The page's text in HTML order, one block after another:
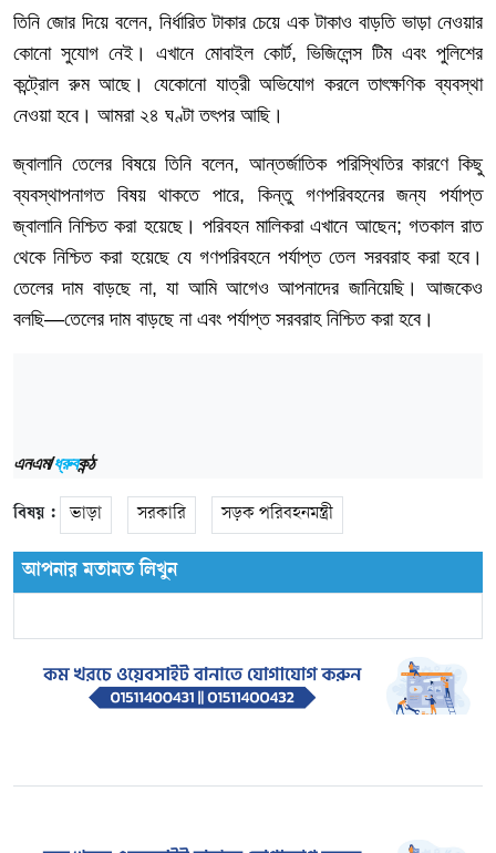
তিনি জোর দিয়ে বলেন, নির্ধারিত টাকার চেয়ে এক টাকাও বাড়তি ভাড়া নেওয়ার
কোনো সুযোগ নেই। এখানে মোবাইল কোর্ট, ভিজিলেন্স টিম এবং পুলিশের
কন্ট্রোল রুম আছে। যেকোনো যাত্রী অভিযোগ করলে তাৎক্ষণিক ব্যবস্থা
নেওয়া হবে। আমরা ২৪ ঘণ্টা তৎপর আছি।
জ্বালানি তেলের বিষয়ে তিনি বলেন, আন্তর্জাতিক পরিস্থিতির কারণে কিছু
ব্যবস্থাপনাগত বিষয় থাকতে পারে, কিন্তু গণপরিবহনের জন্য
পর্যাপ্ত
জ্বালানি নিশ্চিত করা হয়েছে। পরিবহন মালিকরা এখানে আছেন; গতকাল রাত
থেকে নিশ্চিত করা হয়েছে যে গণপরিবহনে পর্যাপ্ত তেল সরবরাহ করা হবে।
তেলের দাম বাড়ছে না,যা আমি আগেও আপনাদের জানিয়েছি।
আজকেও
বলছি—তেলের দাম বাড়ছে না এবং পর্যাপ্ত সরবরাহ নিশ্চিত করা হবে।
এনএম/ধ্রুবকন্ঠ
বিষয় : ভাড়া সরকারি সড়ক পরিবহনমন্ত্রী
আপনার মতামত লিখুন